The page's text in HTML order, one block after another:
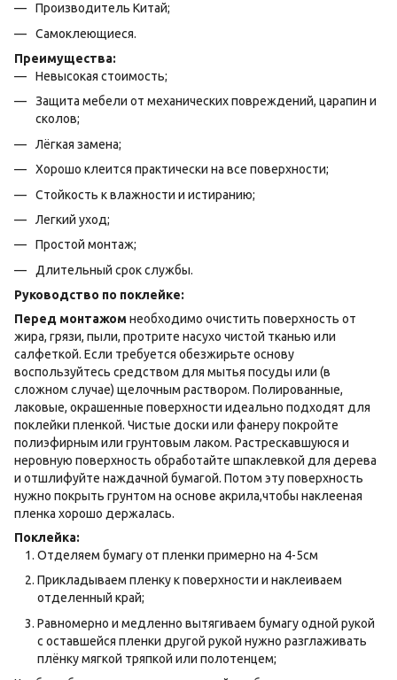
Производитель Китай;
Самоклеющиеся.
Преимущества:
Невысокая стоимость;
Защита мебели от механических повреждений, царапин и
сколов;
Лёгкая замена;
Хорошо клеится практически на все поверхности;
Стойкость к влажности и истиранию;
Легкий уход;
Простой монтаж;
Длительный срок службы.
Руководство по поклейке:
Перед монтажом необходимо очистить поверхность от
жира, грязи, пыли, протрите насухо чистой тканью или
салфеткой. Если требуется обезжирьте основу
воспользуйтесь средством для мытья посуды или (в
сложном случае) щелочным раствором. Полированные,
лаковые, окрашенные поверхности идеально подходят для
поклейки пленкой. Чистые доски или фанеру покройте
полиэфирным или грунтовым лаком. Растрескавшуюся и
неровную поверхность обработайте шпаклевкой для дерева
и отшлифуйте наждачной бумагой. Потом эту поверхность
нужно покрыть грунтом на основе акрила,чтобы наклееная
пленка хорошо держалась.
Поклейка:
Отделяем бумагу от пленки примерно на 4-5см
Прикладываем пленку к поверхности и наклеиваем
отделенный край;
Равномерно и медленно вытягиваем бумагу одной рукой
с оставшейся пленки другой рукой нужно разглаживать
плёнку мягкой тряпкой или полотенцем;